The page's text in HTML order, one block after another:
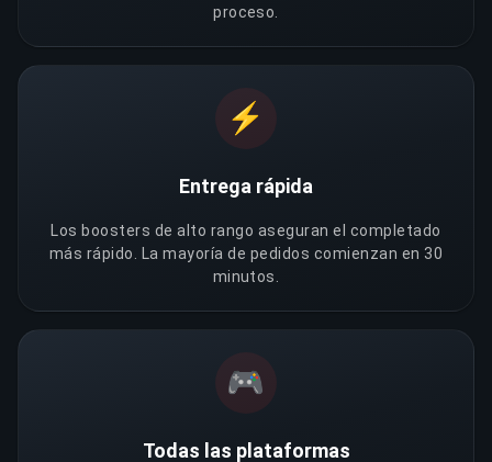
proceso.
⚡
Entrega rápida
Los boosters de alto rango aseguran el completado
más rápido. La mayoría de pedidos comienzan en 30
minutos.
🎮
Todas las plataformas